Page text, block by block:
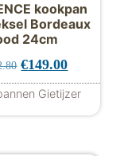
€171.15.
kookpan
Bordeaux
24cm
Oorspronkelijke
€149.00Huidige
Gietijzer